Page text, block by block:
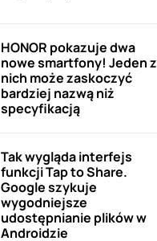
HONOR pokazuje dwa
nowe smartfony! Jeden z
nich może zaskoczyć
bardziej nazwą niż
specyfikacją
Tak wygląda interfejs
funkcji Tap to Share.
Google szykuje
wygodniejsze
udostępnianie plików w
Androidzie